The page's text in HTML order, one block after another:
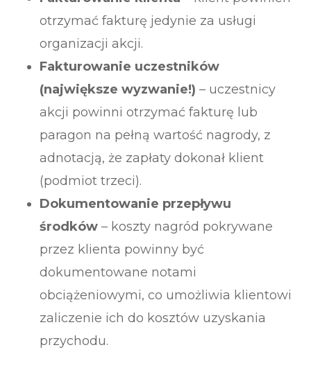
otrzymać fakturę jedynie za usługi
organizacji akcji.
Fakturowanie uczestników
(największe wyzwanie!) – uczestnicy
akcji powinni otrzymać fakturę lub
paragon na pełną wartość nagrody, z
adnotacją, że zapłaty dokonał klient
(podmiot trzeci).
Dokumentowanie przepływu
środków– koszty nagród pokrywane
przez klienta powinny być
dokumentowane notami
obciążeniowymi, co umożliwia klientowi
zaliczenie ich do kosztów uzyskania
przychodu.